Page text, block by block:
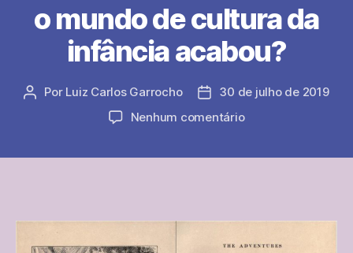
o mundo de cultura da
infância acabou?
Autor
Por Luiz Carlos Garrocho
Data30 de julho de 2019
Nenhum comentárioem
infância